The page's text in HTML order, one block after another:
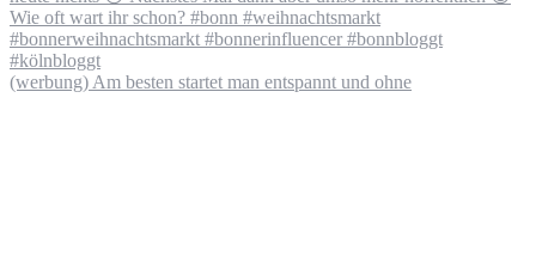
(werbung) Am besten startet man entspannt und ohne